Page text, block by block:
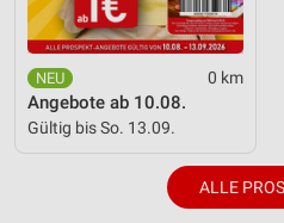
0 km
Angebote ab 10.08.
Gültig bis So. 13.09.
ALLE